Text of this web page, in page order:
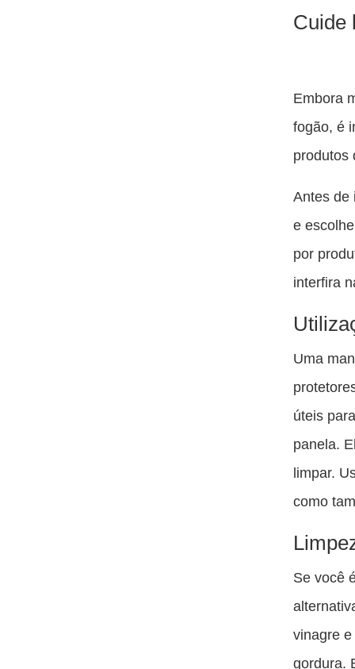
Cuide
Embora
fogão, é
produtos
Antes de
e
por
interfira
Uma
úteis
panela.
limpar.
como
Se você
vinagre
gordura.